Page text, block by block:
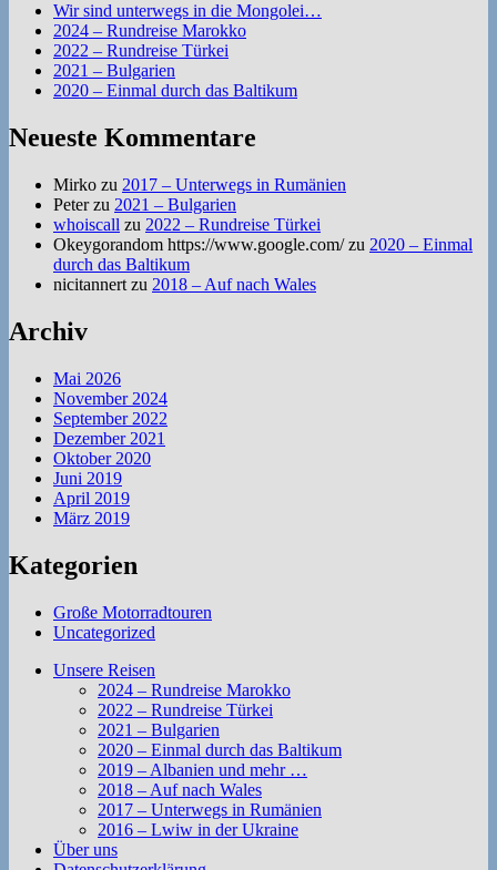
Wir sind unterwegs in die Mongolei…
2024 – Rundreise Marokko
2022 – Rundreise Türkei
2021 – Bulgarien
2020 – Einmal durch das Baltikum
Neueste Kommentare
Mirko zu 2017 – Unterwegs in Rumänien
Peterzu 2021 – Bulgarien
whoiscall zu 2022 – Rundreise Türkei
Okeygorandom https://www.google.com/zu 2020 – Einmal
durch das Baltikum
nicitannert zu 2018 – Auf nach Wales
Archiv
Mai 2026
November 2024
September 2022
Dezember 2021
Oktober 2020
Juni 2019
April 2019
März 2019
Kategorien
Große Motorradtouren
Uncategorized
Unsere Reisen
2024 – Rundreise Marokko
2022 – Rundreise Türkei
2021 – Bulgarien
2020 – Einmal durch das Baltikum
2019 – Albanien und mehr …
2018 – Auf nach Wales
2017 – Unterwegs in Rumänien
2016 – Lwiw in der Ukraine
Über uns